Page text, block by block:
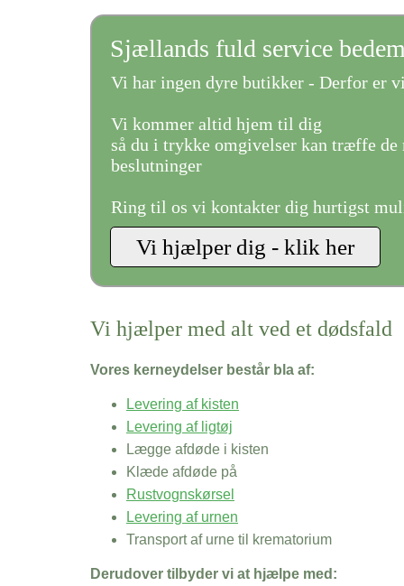
Sjællands fuld service
Vi har ingen dyre butikker - Derfor er
Vi kommer altid hjem til dig
så du i trykke omgivelser kan træffe de
beslutninger
Ring til os vi kontakter dig hurtigst
Vi hjælper med alt ved et dødsfald
Vores kerneydelser består bla af:
Levering af kisten
Levering af ligtøj
Lægge afdøde i kisten
Klæde afdøde på
Rustvognskørsel
Levering af urnen
Transport af urne til krematorium
Derudover tilbyder vi at hjælpe med: